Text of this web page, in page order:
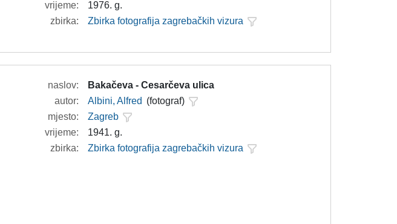
vrijeme:
1976. g.
zbirka:
Zbirka fotografija zagrebačkih vizura
naslov:
Bakačeva - Cesarčeva ulica
autor:
Albini, Alfred (fotograf)
mjesto:
Zagreb
vrijeme:
1941. g.
zbirka:
Zbirka fotografija zagrebačkih vizura